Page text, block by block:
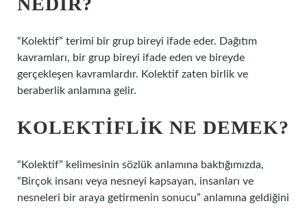
“Kolektif” terimi bir grup bireyi ifade eder. Dağıtım
kavramları, bir grup bireyi ifade eden ve bireyde
gerçekleşen kavramlardır. Kolektif zaten birlik ve
beraberlik anlamına gelir.
KOLEKTIFLIK NE DEMEK?
“Kolektif” kelimesinin sözlük anlamına baktığımızda,
“Birçok insanı veya nesneyi kapsayan, insanları ve
nesneleri bir araya getirmenin sonucu” anlamına geldiğini